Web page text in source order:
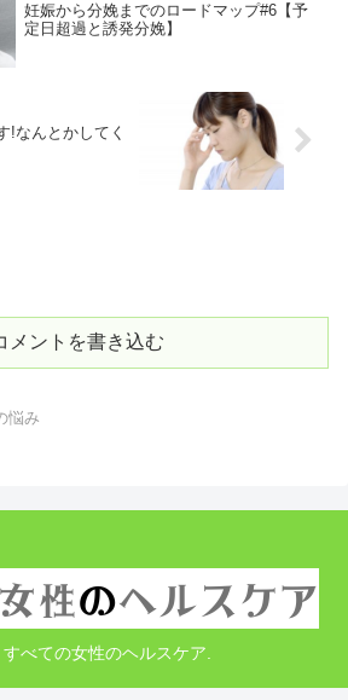
妊娠から分娩までのロードマップ#6【予
定日超過と誘発分娩】
!なんとかしてく
メントを書き込む
悩み
べての女性のヘルスケア.